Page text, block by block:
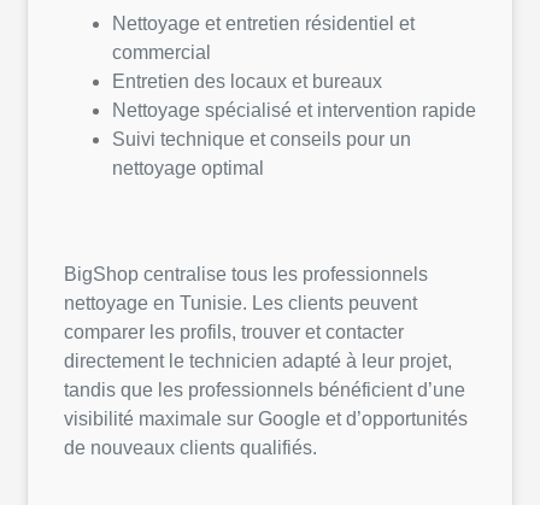
Nettoyage et entretien résidentiel et
commercial
Entretien des locaux et bureaux
Nettoyage spécialisé et intervention rapide
Suivi technique et conseils pour un
nettoyage optimal
BigShop centralise tous les professionnels
nettoyage en Tunisie. Les clients peuvent
comparer les profils, trouver et contacter
directement le technicien adapté à leur projet,
tandis que les professionnels bénéficient d’une
visibilité maximale sur Google et d’opportunités
de nouveaux clients qualifiés.